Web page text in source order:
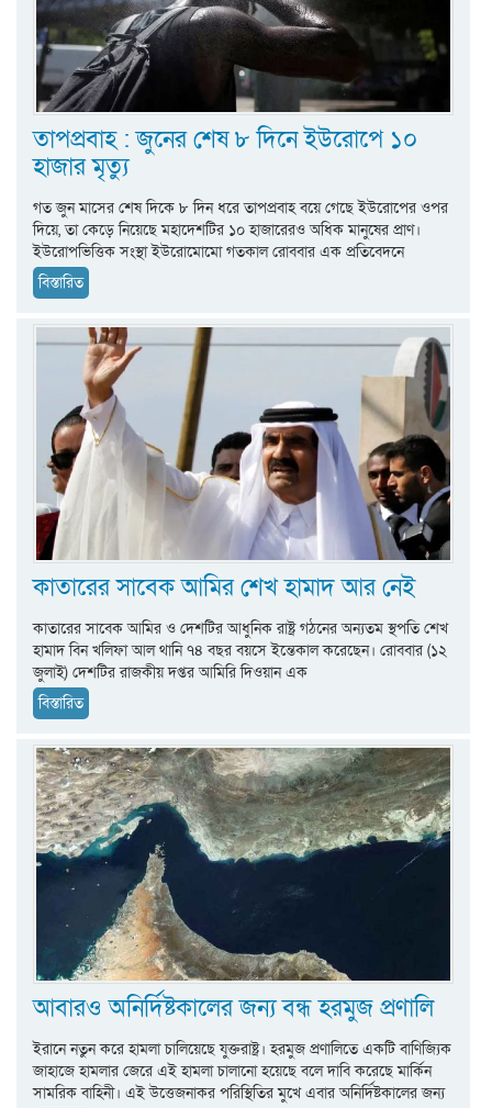
তাপপ্রবাহ : জুনের শেষ ৮ দিনে ইউরোপে ১০
হাজার মৃত্যু
গত জুন মাসের শেষ দিকে ৮ দিন ধরে তাপপ্রবাহ বয়ে গেছে ইউরোপের ওপর
দিয়ে, তা কেড়ে নিয়েছে মহাদেশটির ১০ হাজারেরও অধিক মানুষের প্রাণ।
ইউরোপভিত্তিক সংস্থা ইউরোমোমো গতকাল রোববার এক প্রতিবেদনে
বিস্তারিত
কাতারের সাবেক আমির শেখ হামাদ আর নেই
কাতারের সাবেক আমির ও দেশটির আধুনিক রাষ্ট্র গঠনের অন্যতম স্থপতি শেখ
হামাদ বিন খলিফা আল থানি ৭৪ বছর বয়সে ইন্তেকাল করেছেন। রোববার (১২
জুলাই) দেশটির রাজকীয় দপ্তর আমিরি দিওয়ান এক
বিস্তারিত
আবারও অনির্দিষ্টকালের জন্য বন্ধ হরমুজ প্রণালি
ইরানে নতুন করে হামলা চালিয়েছে যুক্তরাষ্ট্র। হরমুজ প্রণালিতে একটি বাণিজ্যিক
জাহাজে হামলার জেরে এই হামলা চালানো হয়েছে বলে দাবি করেছে মার্কিন
সামরিক বাহিনী। এই উত্তেজনাকর পরিস্থিতির মুখে এবার অনির্দিষ্টকালের জন্য